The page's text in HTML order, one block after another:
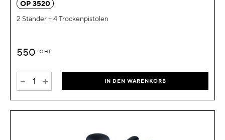
OP 3520
2 Ständer + 4 Trockenpistolen
550 € HT
- + IN DEN WARENKORB